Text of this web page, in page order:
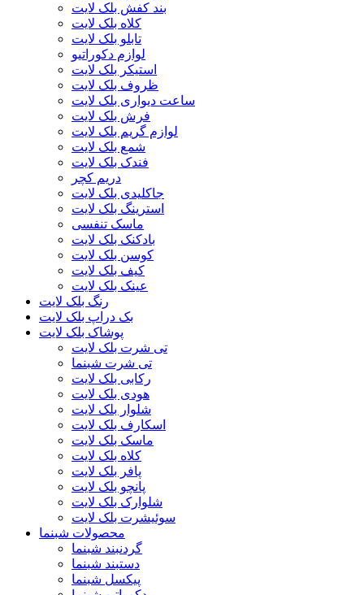
بند کفش بلک لایت
کلاه بلک لایت
تابلو بلک لایت
لوازم دکوراتیو
استیکر بلک لایت
ظروف بلک لایت
ساعت دیواری بلک لایت
فرش بلک لایت
لوازم گریم بلک لایت
شمع بلک لایت
فندک بلک لایت
دریم کچر
جاکلیدی بلک لایت
استرینگ بلک لایت
ماسک تنفسی
بادکنک بلک لایت
کوسن بلک لایت
کیف بلک لایت
عینک بلک لایت
رنگ بلک لایت
بک دراپ بلک لایت
پوشاک بلک لایت
تی شرت بلک لایت
تی شرت شبنما
رکابی بلک لایت
هودی بلک لایت
شلوار بلک لایت
اسکارف بلک لایت
ماسک بلک لایت
کلاه بلک لایت
پافر بلک لایت
پانچو بلک لایت
شلوارک بلک لایت
سوئیشرت بلک لایت
محصولات شبنما
گردنبند شبنما
دستبند شبنما
پیکسل شبنما